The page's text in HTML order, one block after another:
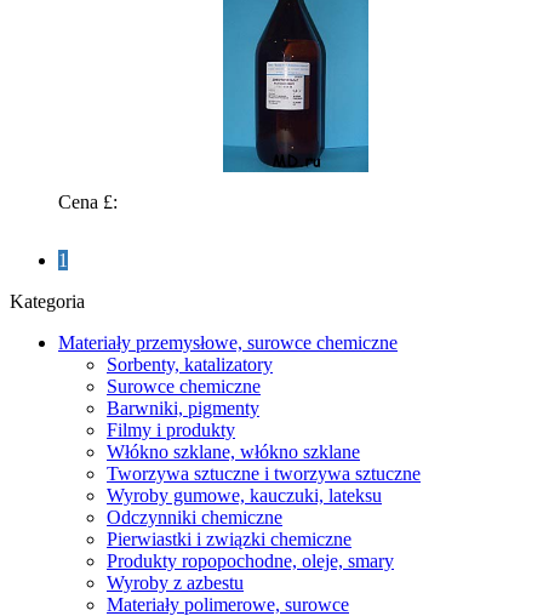
Cena £:
1
Kategoria
Materiały przemysłowe, surowce chemiczne
Sorbenty, katalizatory
Surowce chemiczne
Barwniki, pigmenty
Filmy i produkty
Włókno szklane, włókno szklane
Tworzywa sztuczne i tworzywa sztuczne
Wyroby gumowe, kauczuki, lateksu
Odczynniki chemiczne
Pierwiastki i związki chemiczne
Produkty ropopochodne, oleje, smary
Wyroby z azbestu
Materiały polimerowe, surowce